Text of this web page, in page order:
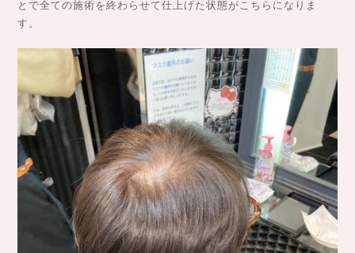
とで全ての施術を終わらせて仕上げた状態がこちらになりま
す。